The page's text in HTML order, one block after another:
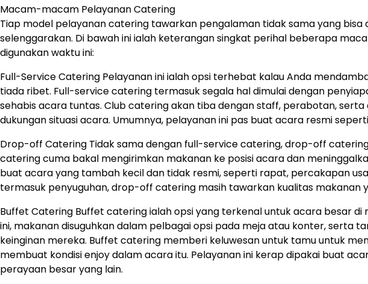
Macam-macam Pelayanan Catering
Tiap model pelayanan catering tawarkan pengalaman tidak sama yang
selenggarakan. Di bawah ini ialah keterangan singkat perihal beberapa
digunakan waktu ini:
Full-Service Catering Pelayanan ini ialah opsi terhebat kalau Anda
tiada ribet. Full-service catering termasuk segala hal dimulai dengan
sehabis acara tuntas. Club catering akan tiba dengan staff, perabotan,
dukungan situasi acara. Umumnya, pelayanan ini pas buat acara resmi
Drop-off Catering Tidak sama dengan full-service catering, drop-off
catering cuma bakal mengirimkan makanan ke posisi acara dan
buat acara yang tambah kecil dan tidak resmi, seperti rapat, percakapan
termasuk penyuguhan, drop-off catering masih tawarkan kualitas makanan
Buffet Catering Buffet catering ialah opsi yang terkenal untuk acara besar
ini, makanan disuguhkan dalam pelbagai opsi pada meja atau konter, serta
keinginan mereka. Buffet catering memberi keluwesan untuk tamu untuk
membuat kondisi enjoy dalam acara itu. Pelayanan ini kerap dipakai buat
perayaan besar yang lain.